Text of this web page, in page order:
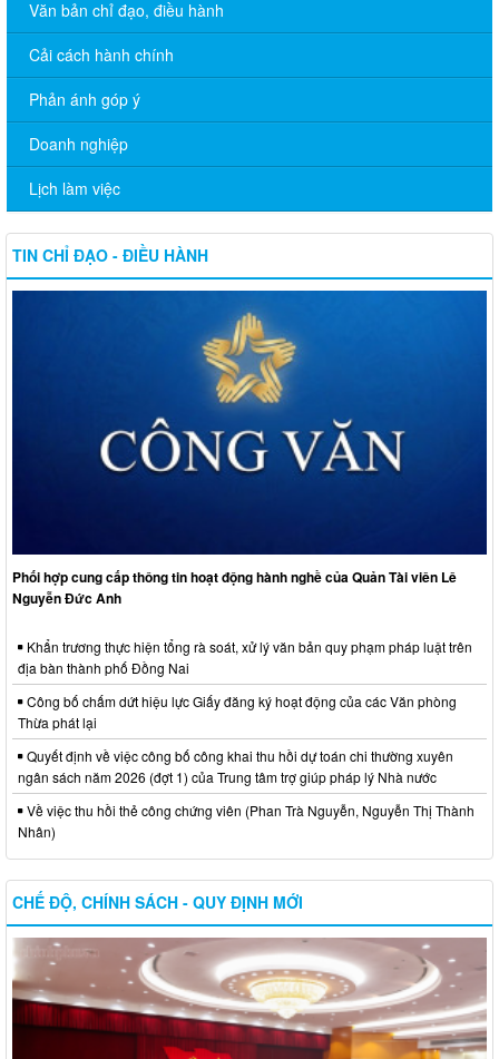
Văn bản chỉ đạo, điều hành
Cải cách hành chính
Phản ánh góp ý
Doanh nghiệp
Lịch làm việc
TIN CHỈ ĐẠO - ĐIỀU HÀNH
Phối hợp cung cấp thông tin hoạt động hành nghề của Quản Tài viên Lê
Nguyễn Đức Anh
Khẩn trương thực hiện tổng rà soát, xử lý văn bản quy phạm pháp luật trên
địa bàn thành phố Đồng Nai
Công bố chấm dứt hiệu lực Giấy đăng ký hoạt động của các Văn phòng
Thừa phát lại
Quyết định về việc công bố công khai thu hồi dự toán chi thường xuyên
ngân sách năm 2026 (đợt 1) của Trung tâm trợ giúp pháp lý Nhà nước
Về việc thu hồi thẻ công chứng viên (Phan Trà Nguyễn, Nguyễn Thị Thành
Nhân)
CHẾ ĐỘ, CHÍNH SÁCH - QUY ĐỊNH MỚI